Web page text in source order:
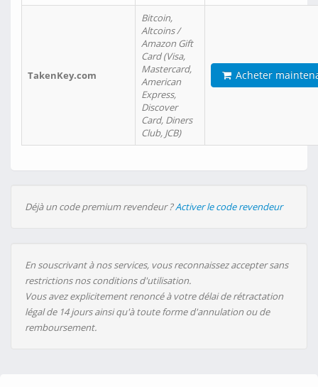
TakenKey.com
Bitcoin,
Altcoins /
Amazon Gift
Card (Visa,
Mastercard,
American
Express,
Discover
Card, Diners
Club, JCB)
Acheter
Déjà un code premium revendeur ?Activer le code revendeur
En souscrivant à nos services, vous reconnaissez accepter sans
restrictions nos conditions d'utilisation.
Vous avez explicitement renoncé à votre délai de rétractation
légal de 14 jours ainsi qu'à toute forme d'annulation ou de
remboursement.